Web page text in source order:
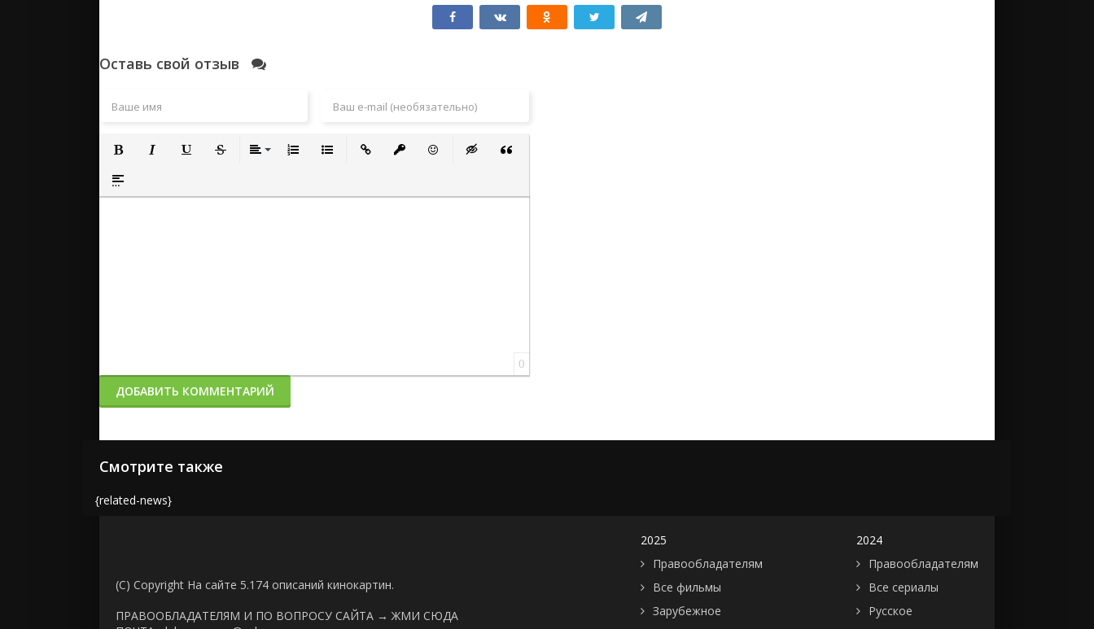
Оставь свой отзыв
Полужирный
Вставка спойлера
0
ДОБАВИТЬ КОММЕНТАРИЙ
Смотрите также
{related-news}
(C) Copyright На сайте 5.174 описаний кинокартин.
ПРАВООБЛАДАТЕЛЯМ И ПО ВОПРОСУ САЙТА → ЖМИ СЮДА
2025
Правообладателям
Все фильмы
Зарубежное
2024
Правообладателям
Все сериалы
Русское